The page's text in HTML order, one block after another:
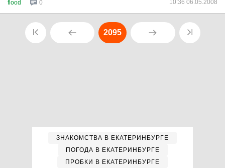
flood 0 10:36 06.05.2008
2095
ЗНАКОМСТВА В ЕКАТЕРИНБУРГЕ
ПОГОДА В ЕКАТЕРИНБУРГЕ
ПРОБКИ В ЕКАТЕРИНБУРГЕ